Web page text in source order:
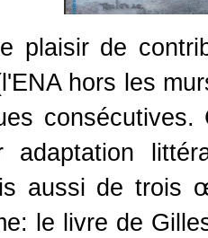
plaisir de
hors les
adaptation
aussi de trois
le livre de